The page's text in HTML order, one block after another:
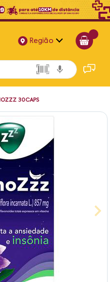
Região
Alagoas
Bahia
30CAPS